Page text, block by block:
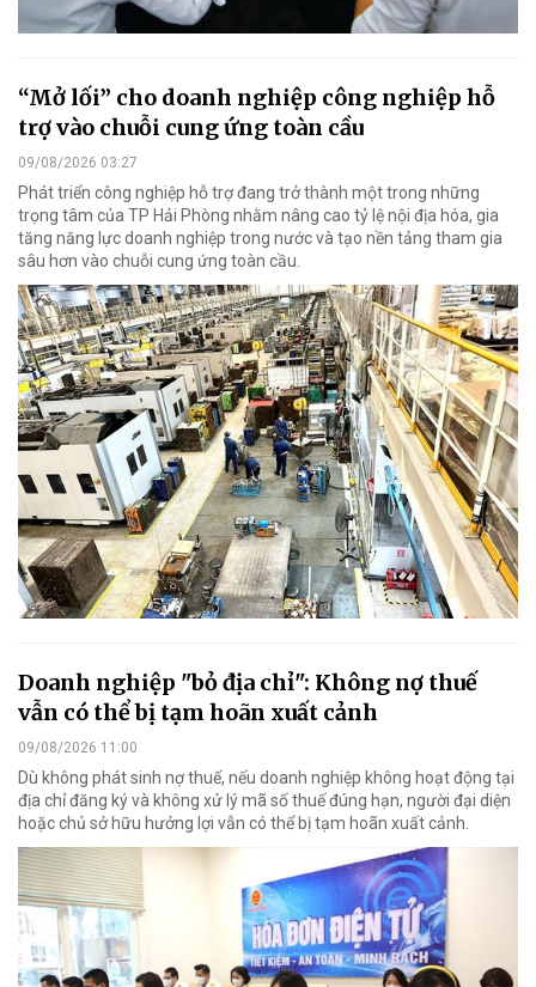
“Mở lối” cho doanh nghiệp công nghiệp hỗ
trợ vào chuỗi cung ứng toàn cầu
09/08/2026 03:27
Phát triển công nghiệp hỗ trợ đang trở thành một trong những
trọng tâm của TP Hải Phòng nhằm nâng cao tỷ lệ nội địa hóa, gia
tăng năng lực doanh nghiệp trong nước và tạo nền tảng tham gia
sâu hơn vào chuỗi cung ứng toàn cầu.
Doanh nghiệp "bỏ địa chỉ": Không nợ thuế
vẫn có thể bị tạm hoãn xuất cảnh
09/08/2026 11:00
Dù không phát sinh nợ thuế, nếu doanh nghiệp không hoạt động tại
địa chỉ đăng ký và không xử lý mã số thuế đúng hạn, người đại diện
hoặc chủ sở hữu hưởng lợi vẫn có thể bị tạm hoãn xuất cảnh.